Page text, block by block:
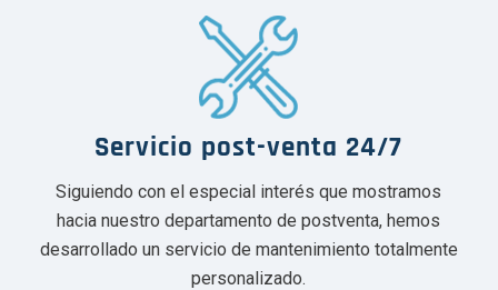
Servicio post-venta 24/7
Siguiendo con el especial interés que mostramos
hacia nuestro departamento de postventa, hemos
desarrollado un servicio de mantenimiento totalmente
personalizado.